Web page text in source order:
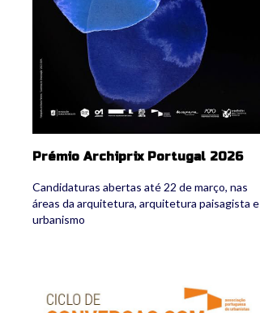
Prémio Archiprix Portugal 2026
Candidaturas abertas até 22 de março, nas
áreas da arquitetura, arquitetura paisagista e
urbanismo